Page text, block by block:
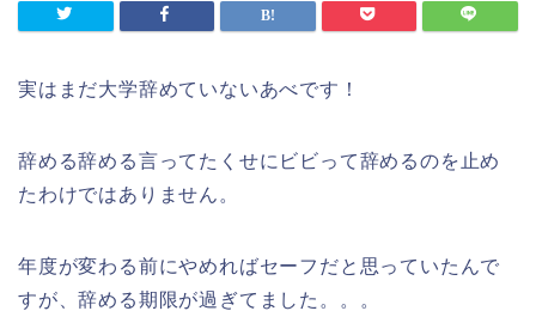
実はまだ大学辞めていないあべです！
辞める辞める言ってたくせにビビって辞めるのを止め
たわけではありません。
年度が変わる前にやめればセーフだと思っていたんで
すが、辞める期限が過ぎてました。。。